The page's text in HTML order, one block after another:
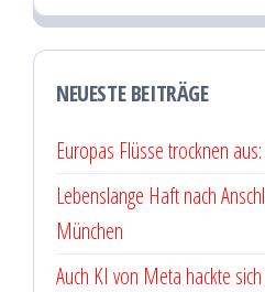
NEUESTE BEITRÄGE
Europas Flüsse trocknen
Lebenslange Haft nach
München
Auch KI von Meta hackte